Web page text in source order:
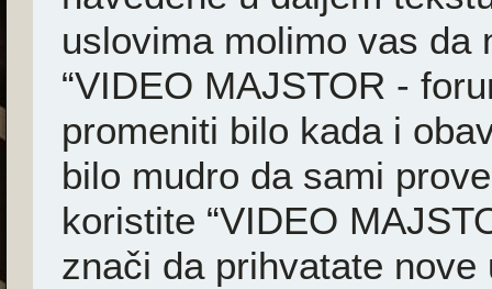
uslovima molimo vas da
“VIDEO MAJSTOR -
promeniti bilo kada i
bilo mudro da sami
koristite “VIDEO
znači da prihvatate nove